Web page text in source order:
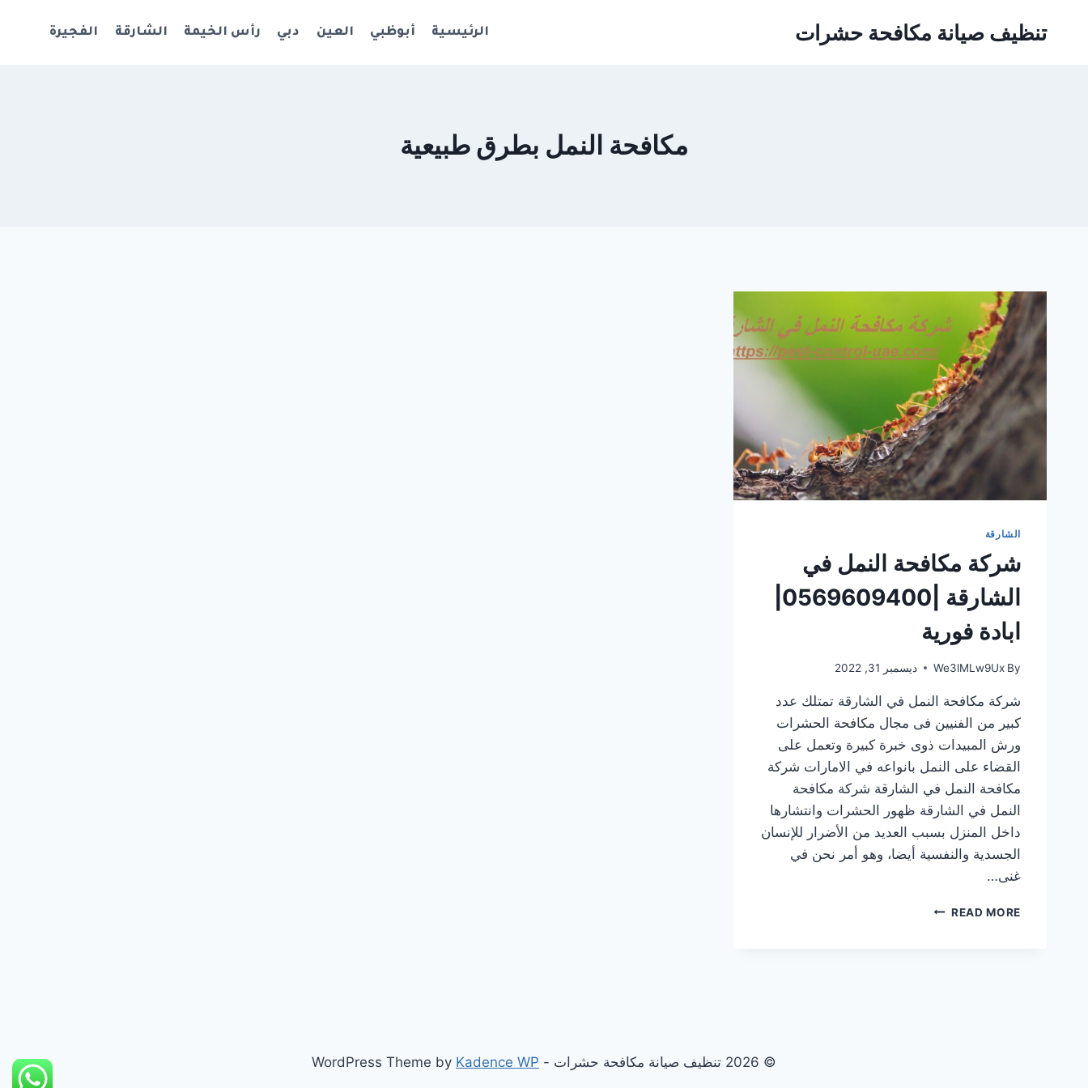
تنظيف صيانة مكافحة حشرات الرئيسية أبوظبي العين دبي رأس الخيمة الشارقة الفجيرة
مكافحة النمل بطرق طبيعية
الشارقة
شركة مكافحة النمل في
ابادة فورية
By
We3lMLw9Ux ديسمبر 31, 2022
شركة مكافحة النمل في الشارقة تمتلك عدد
كبير من الفنيين فى مجال مكافحة الحشرات
ورش المبيدات ذوى خبرة كبيرة وتعمل على
القضاء على النمل بانواعه في الامارات شركة
مكافحة النمل في الشارقة شركة مكافحة
النمل في الشارقة ظهور الحشرات وانتشارها
داخل المنزل بسبب العديد من الأضرار للإنسان
الجسدية والنفسية أيضا، وهو أمر نحن في
غنى…
READ MOREشركة
© 2026 تنظيف صيانة مكافحة حشرات - WordPress Theme by Kadence WP